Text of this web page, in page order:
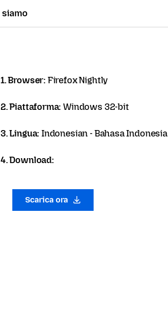
siamo
1. Browser: Firefox Nightly
2. Piattaforma:Windows 32-bit
3. Lingua:Indonesian - Bahasa Indonesia
4. Download:
Scarica ora